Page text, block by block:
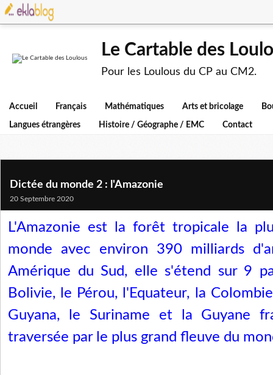
Le Cartable des
Pour les Loulous du CP au CM2.
Accueil Français Mathématiques Arts et bricolage
Langues étrangères Histoire / Géographe / EMC Contact
Dictée du monde 2 : l'Amazonie
20 Septembre 2020
L'Amazonie est la forêt tropicale la
monde avec environ 390 milliards
Amérique du Sud, elle s'étend sur 9
Bolivie, le Pérou, l'Equateur, la
Guyana, le Suriname et la Guyane
traversée par le plus grand fleuve du